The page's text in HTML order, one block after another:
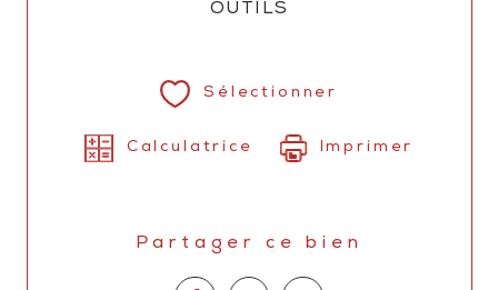
OUTILS
Sélectionner
Calculatrice Imprimer
Partager ce bien